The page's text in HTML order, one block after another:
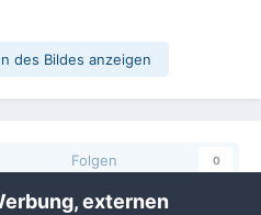
des Bildes anzeigen
Folgen 0
externen